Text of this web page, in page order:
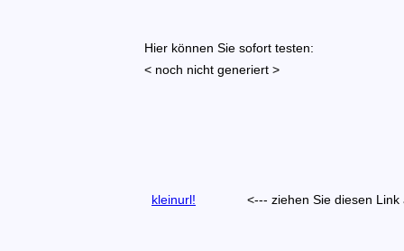
Hier können Sie sofort testen:
< noch nicht generiert >
kleinurl! <--- ziehen Sie diesen